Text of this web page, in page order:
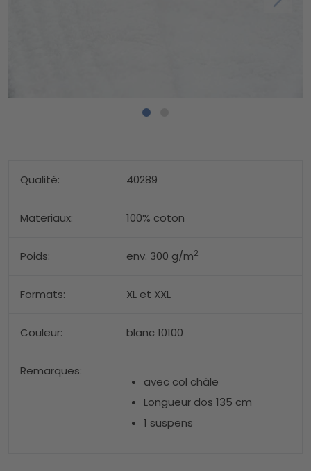
Qualité: 40289
Materiaux: 100% coton
Poids: env. 300 g/m2
Formats: XL et XXL
Couleur: blanc 10100
Remarques:
avec col châle
Longueur dos 135 cm
1 suspens